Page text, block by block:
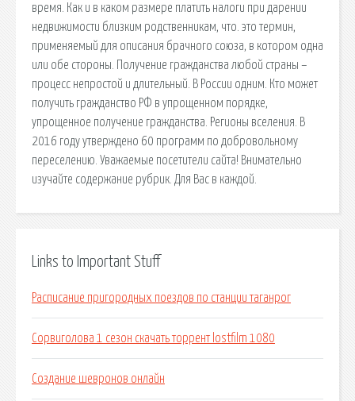
время. Как и в каком размере платить налоги при дарении
недвижимости близким родственникам, что. это термин,
применяемый для описания брачного союза, в котором одна
или обе стороны. Получение гражданства любой страны –
процесс непростой и длительный. В России одним. Кто может
получить гражданство РФ в упрощенном порядке,
упрощенное получение гражданства. Регионы вселения. В
2016 году утверждено 60 программ по добровольному
переселению. Уважаемые посетители сайта! Внимательно
изучайте содержание рубрик. Для Вас в каждой.
Links to Important Stuff
Расписание пригородных поездов по станции таганрог
Сорвиголова 1 сезон скачать торрент lostfilm 1080
Создание шевронов онлайн